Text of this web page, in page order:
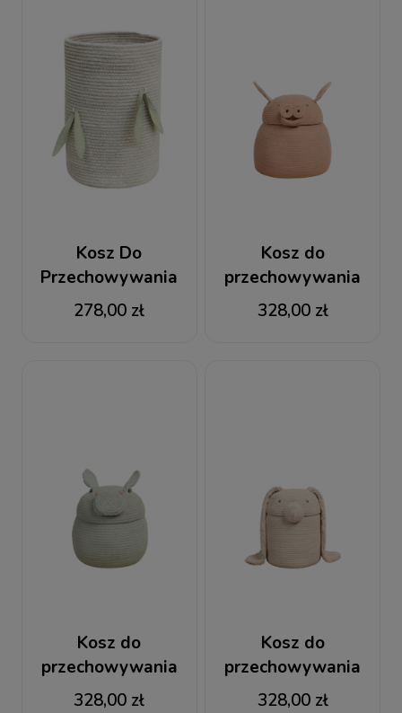
Kosz Do
Przechowywania
Bamboo Cane
278,00 zł
Kosz do
przechowywania
Świnka Peggy
328,00 zł
Kosz do
przechowywania
Hipopotam Henry
328,00 zł
Kosz do
przechowywania
Królik Rita
328,00 zł